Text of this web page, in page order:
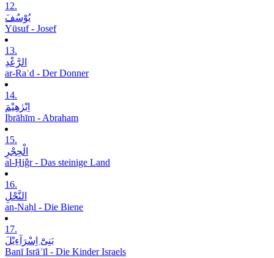
12.
یُوْسُفَ
Yūsuf - Josef
13.
الرَّعْدِ
ar-Raʿd - Der Donner
14.
اِبْرٰھِیْمَ
Ibrāhīm - Abraham
15.
الْحِجْرِ
al-Ḥiǧr - Das steinige Land
16.
النَّحْلِ
an-Naḥl - Die Biene
17.
بَنِیْٓ اِسْرَآءِیْلَ
Banī Isrāʾīl - Die Kinder Israels